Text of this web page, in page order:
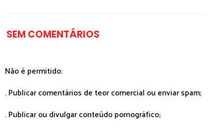
SEM COMENTÁRIOS
Não é permitido:
. Publicar comentários de teor comercial ou enviar spam;
. Publicar ou divulgar conteúdo pornográfico;